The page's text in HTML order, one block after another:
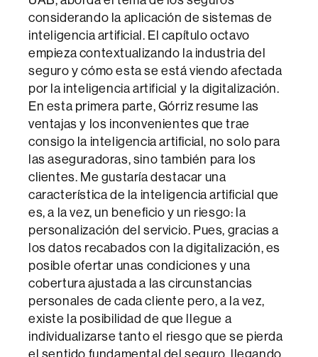
considerando la aplicación de sistemas de
inteligencia artificial. El capítulo octavo
empieza contextualizando la industria del
seguro y cómo esta se está viendo afectada
por la inteligencia artificial y la digitalización.
En esta primera parte, Górriz resume las
ventajas y los inconvenientes que trae
consigo la inteligencia artificial, no solo para
las aseguradoras, sino también para los
clientes. Me gustaría destacar una
característica de la inteligencia artificial que
es, a la vez, un beneficio y un riesgo: la
personalización del servicio. Pues, gracias a
los datos recabados con la digitalización, es
posible ofertar unas condiciones y una
cobertura ajustada a las circunstancias
personales de cada cliente pero, a la vez,
existe la posibilidad de que llegue a
individualizarse tanto el riesgo que se pierda
el sentido fundamental del seguro, llegando